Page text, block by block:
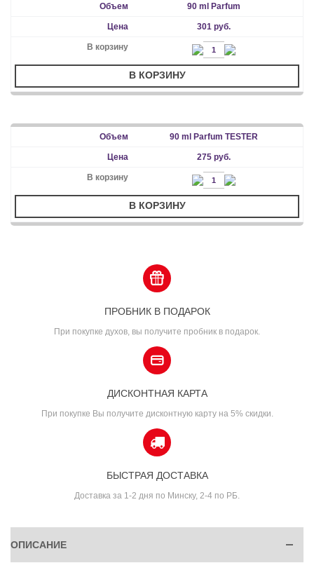
90 ml Parfum
301 руб.
В КОРЗИНУ
90 ml Parfum TESTER
275 руб.
В КОРЗИНУ
ПРОБНИК В ПОДАРОК
При покупке духов, вы получите пробник в подарок.
ДИСКОНТНАЯ КАРТА
При покупке Вы получите дисконтную карту на 5% скидки.
БЫСТРАЯ ДОСТАВКА
Доставка за 1-2 дня по Минску, 2-4 по РБ.
ОПИСАНИЕ